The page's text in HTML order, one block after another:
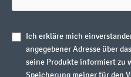
Ich erkläre mich
angegebener Adresse über
seine Produkte informiert zu
Speicherung meiner für den